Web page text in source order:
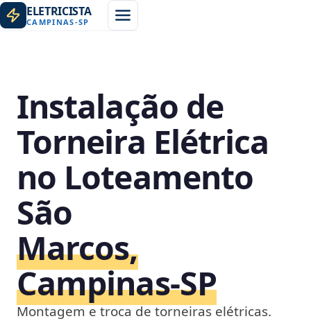
ELETRICISTA
CAMPINAS-SP
Instalação de
Torneira Elétrica
no Loteamento
São
Marcos,
Campinas‑SP
Montagem e troca de torneiras elétricas.